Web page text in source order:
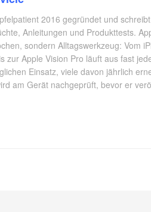
2016 gegründet und
Anleitungen und Produkttests.
sondern Alltagswerkzeug: Vom
zur Apple Vision Pro läuft aus fast
Einsatz, viele davon jährlich
am Gerät nachgeprüft, bevor er